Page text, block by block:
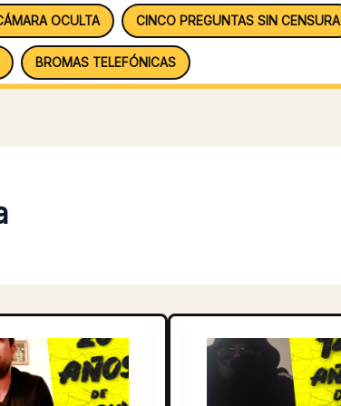
OCULTA CINCO PREGUNTAS SIN CENSURA
BROMAS TELEFÓNICAS